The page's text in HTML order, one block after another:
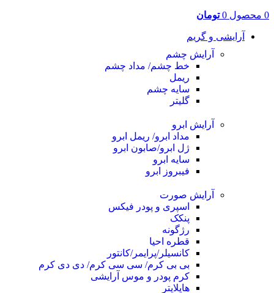
0 محصول 0 تومان
آرایشی و گریم
آرایش چشم
خط چشم/ مداد چشم
ریمل
سایه چشم
گلیتر
آرایش ابرو
مداد ابرو/ ریمل ابرو
ژل ابرو/صابون ابرو
سایه ابرو
فیبروز ابرو
آرایش صورت
اسپری و پودر فیکس
پنکک
رژگونه
قطره احیا
کانسیلر/پرایمر/کانتور
بی بی کرم/ سی سی کرم/ دی دی کرم
کرم پودر و موس آرایشی
هایلایتر